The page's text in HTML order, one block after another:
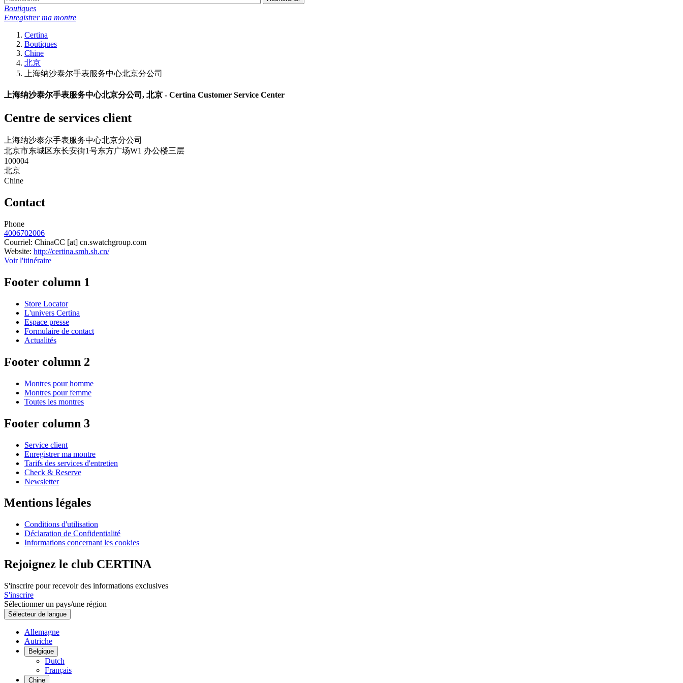
Boutiques
Enregistrer ma montre
Certina
Boutiques
Chine
北京
上海纳沙泰尔手表服务中心北京分公司
上海纳沙泰尔手表服务中心北京分公司, 北京 - Certina Customer Service Center
Centre de services client
上海纳沙泰尔手表服务中心北京分公司
北京市东城区东长安街1号东方广场W1 办公楼三层
100004
北京
Chine
Contact
Phone
4006702006
Courriel: ChinaCC [at] cn.swatchgroup.com
Website: http://certina.smh.sh.cn/
Voir l'itinéraire
Footer column 1
Store Locator
L'univers Certina
Espace presse
Formulaire de contact
Actualités
Footer column 2
Montres pour homme
Montres pour femme
Toutes les montres
Footer column 3
Service client
Enregistrer ma montre
Tarifs des services d'entretien
Check & Reserve
Newsletter
Mentions légales
Conditions d'utilisation
Déclaration de Confidentialité
Informations concernant les cookies
Rejoignez le club CERTINA
S'inscrire pour recevoir des informations exclusives
S'inscrire
Sélectionner un pays/une région
Sélecteur de langue
Allemagne
Autriche
Belgique
Dutch
Français
Chine